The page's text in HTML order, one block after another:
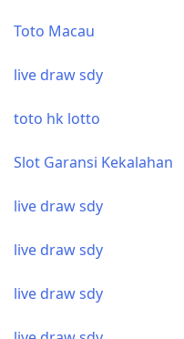
Toto Macau
live draw sdy
toto hk lotto
Slot Garansi Kekalahan
live draw sdy
live draw sdy
live draw sdy